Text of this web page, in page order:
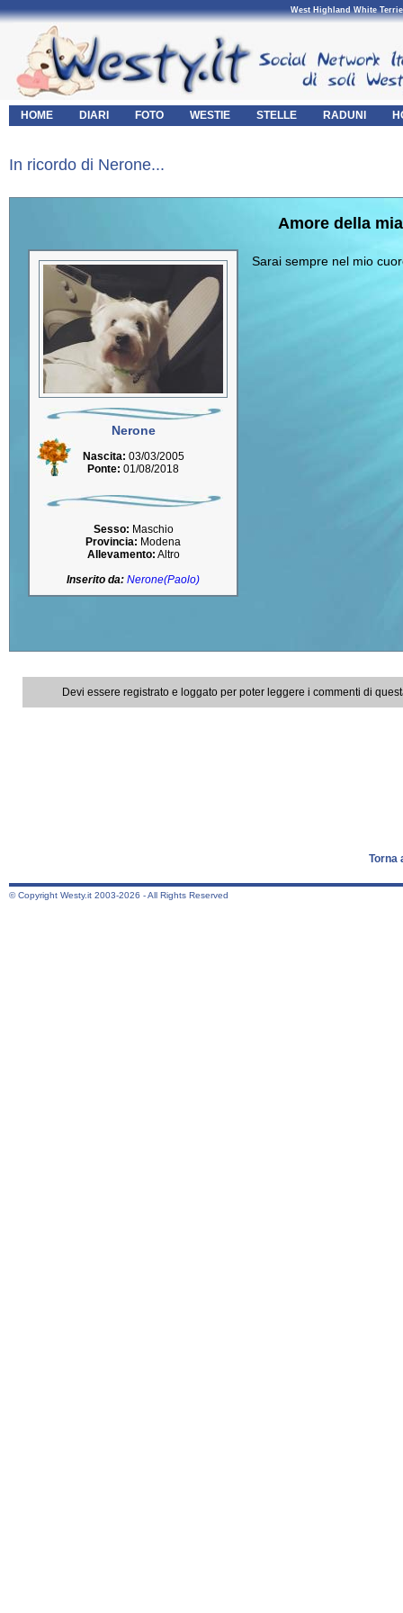
West Highland White
HOME DIARI FOTO WESTIE STELLE RADUNI
In ricordo di Nerone...
Amore della
Nerone
Nascita: 03/03/2005
Ponte: 01/08/2018
Sesso: Maschio
Provincia: Modena
Allevamento: Altro
Inserito da: Nerone(Paolo)
Sarai sempre nel mio
Devi essere registrato e loggato per poter leggere i commenti di
Torna
© Copyright Westy.it 2003-2026 - All Rights Reserved